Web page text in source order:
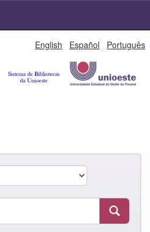
English Español Português